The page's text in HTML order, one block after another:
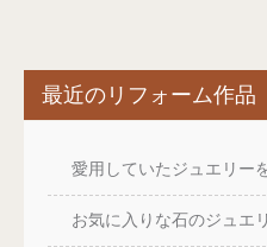
最近のリフォーム作品
愛用していたジュエリー
お気に入りな石のジュエ